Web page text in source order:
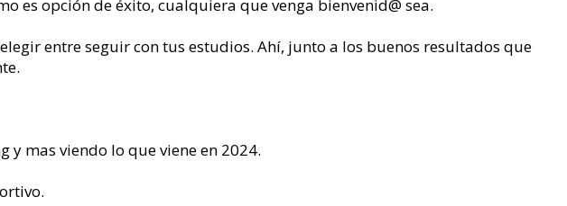
es opción de éxito, cualquiera que venga bienvenid@ sea.
entre seguir con tus estudios. Ahí, junto a los buenos resultados que
y mas viendo lo que viene en 2024.